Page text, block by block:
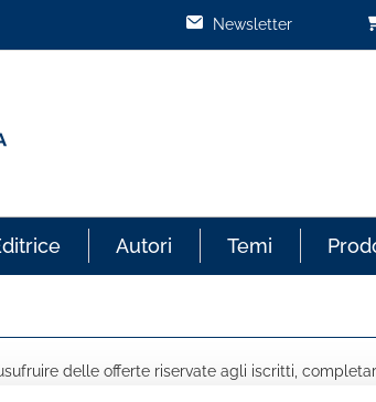
Newsletter
Autori Temi
delle offerte riservate agli iscritti,